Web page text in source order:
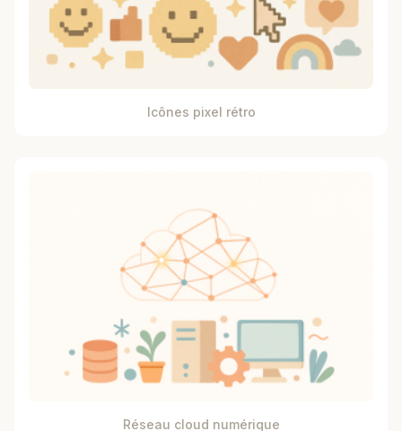
Icônes pixel rétro
Réseau cloud numérique